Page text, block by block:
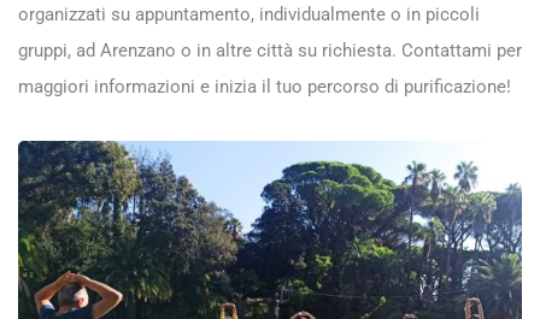
organizzati su appuntamento, individualmente o in piccoli
gruppi, ad Arenzano o in altre città su richiesta. Contattami per
maggiori informazioni e inizia il tuo percorso di purificazione!